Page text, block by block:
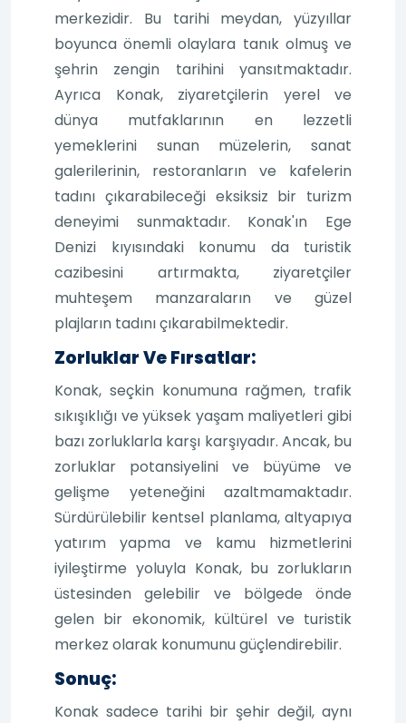
merkezidir. Bu tarihi meydan, yüzyıllar
boyunca önemli olaylara tanık olmuş ve
şehrin zengin tarihini yansıtmaktadır.
Ayrıca Konak, ziyaretçilerin yerel ve
dünya mutfaklarının en lezzetli
yemeklerini sunan müzelerin, sanat
galerilerinin, restoranların ve kafelerin
tadını çıkarabileceği eksiksiz bir turizm
deneyimi sunmaktadır. Konak'ın Ege
Denizi kıyısındaki konumu da turistik
cazibesini artırmakta, ziyaretçiler
muhteşem manzaraların ve güzel
plajların tadını çıkarabilmektedir.
Zorluklar Ve Fırsatlar:
Konak, seçkin konumuna rağmen, trafik
sıkışıklığı ve yüksek yaşam maliyetleri gibi
bazı zorluklarla karşı karşıyadır. Ancak, bu
zorluklar potansiyelini ve büyüme ve
gelişme yeteneğini azaltmamaktadır.
Sürdürülebilir kentsel planlama, altyapıya
yatırım yapma ve kamu hizmetlerini
iyileştirme yoluyla Konak, bu zorlukların
üstesinden gelebilir ve bölgede önde
gelen bir ekonomik, kültürel ve turistik
merkez olarak konumunu güçlendirebilir.
Sonuç:
Konak sadece tarihi bir şehir değil, aynı